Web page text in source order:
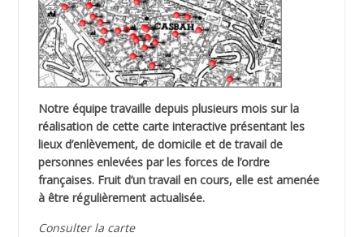
Notre équipe travaille depuis plusieurs mois sur la
réalisation de cette carte interactive présentant les
lieux d’enlèvement, de domicile et de travail de
personnes enlevées par les forces de l’ordre
françaises. Fruit d’un travail en cours, elle est amenée
à être régulièrement actualisée.
Consulter la carte